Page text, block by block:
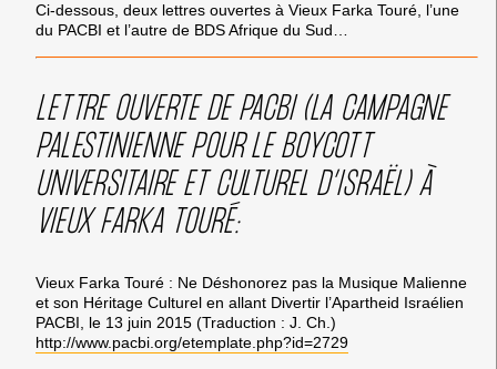
Ci-dessous, deux lettres ouvertes à Vieux Farka Touré, l’une
du PACBI et l’autre de BDS Afrique du Sud…
LETTRE OUVERTE DE PACBI (LA CAMPAGNE
PALESTINIENNE POUR LE BOYCOTT
UNIVERSITAIRE ET CULTUREL D’ISRAËL) À
VIEUX FARKA TOURÉ:
Vieux Farka Touré : Ne Déshonorez pas la Musique Malienne
et son Héritage Culturel en allant Divertir l’Apartheid Israélien
PACBI, le 13 juin 2015 (Traduction : J. Ch.)
http://www.pacbi.org/etemplate.php?id=2729